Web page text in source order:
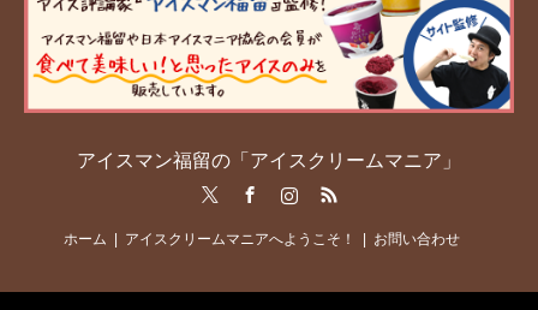
アイスマン福留の「アイスクリームマニア」
RSS
ホーム アイスクリームマニアへようこそ！ お問い合わせ